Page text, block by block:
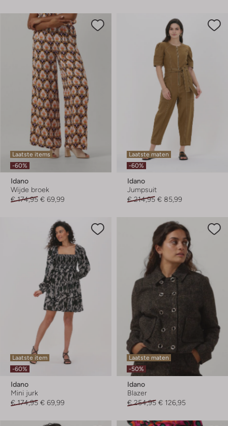
Laatste items
-60%
Idano
Wijde broek
€ 174,95 € 69,99
Laatste maten
-60%
Idano
Jumpsuit
€ 214,95 € 85,99
Laatste item
-60%
Idano
Mini jurk
€ 174,95 € 69,99
Laatste maten
-50%
Idano
Blazer
€ 254,95 € 126,95